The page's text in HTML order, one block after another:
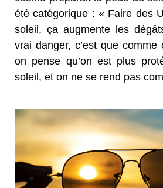
été catégorique : « Faire des
soleil, ça augmente les
vrai danger, c’est que
on pense qu’on est plus
soleil, et on ne se rend pas